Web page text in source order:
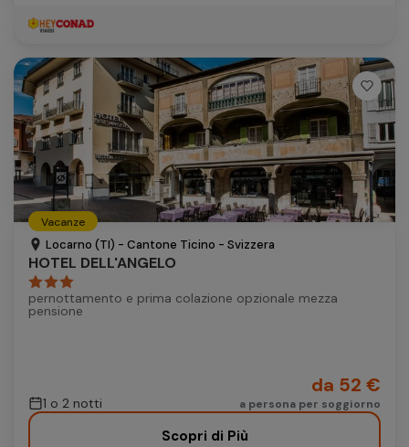
Vacanze
Locarno (TI) - Cantone Ticino - Svizzera
HOTEL DELL'ANGELO
pernottamento e prima colazione opzionale mezza
pensione
1 o 2 notti
da 52 €
a persona per soggiorno
Scopri di Più